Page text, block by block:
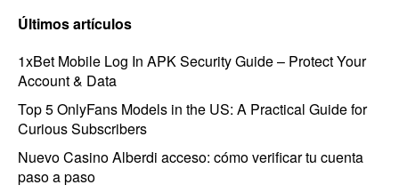
Últimos artículos
1xBet Mobile Log In APK Security Guide – Protect Your
Account & Data
Top 5 OnlyFans Models in the US: A Practical Guide for
Curious Subscribers
Nuevo Casino Alberdi acceso: cómo verificar tu cuenta
paso a paso